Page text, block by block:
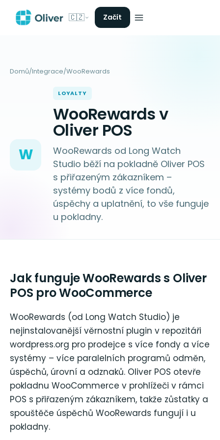
🇨🇿 Začít
Domů/Integrace/WooRewards
W
LOYALTY
WooRewards v
Oliver POS
WooRewards od Long Watch
Studio běží na pokladně Oliver POS
s přiřazeným zákazníkem –
systémy bodů z více fondů,
úspěchy a uplatnění, to vše funguje
u pokladny.
Jak funguje WooRewards s Oliver
POS pro WooCommerce
WooRewards (od Long Watch Studio) je
nejinstalovanější věrnostní plugin v repozitáři
wordpress.org pro prodejce s více fondy a více
systémy – více paralelních programů odměn,
úspěchů, úrovní a odznaků. Oliver POS otevře
pokladnu WooCommerce v prohlížeči v rámci
POS s přiřazeným zákazníkem, takže zůstatky a
spouštěče úspěchů WooRewards fungují i u
pokladny.